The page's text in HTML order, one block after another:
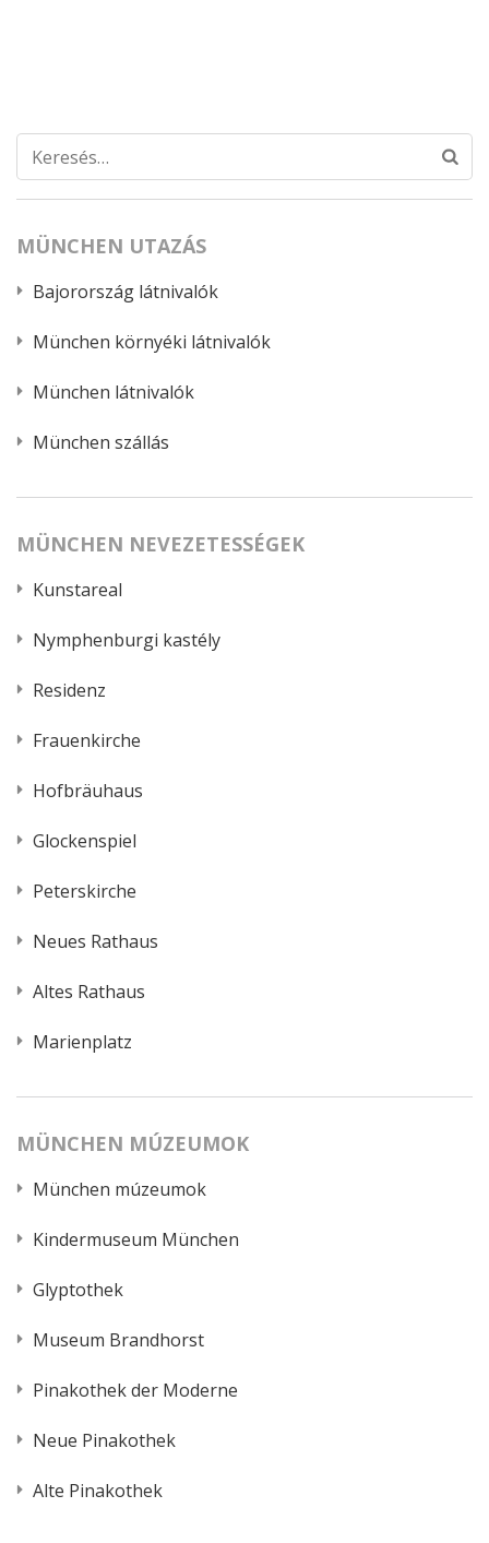
Keresés:
MÜNCHEN UTAZÁS
Bajorország látnivalók
München környéki látnivalók
München látnivalók
München szállás
MÜNCHEN NEVEZETESSÉGEK
Kunstareal
Nymphenburgi kastély
Residenz
Frauenkirche
Hofbräuhaus
Glockenspiel
Peterskirche
Neues Rathaus
Altes Rathaus
Marienplatz
MÜNCHEN MÚZEUMOK
München múzeumok
Kindermuseum München
Glyptothek
Museum Brandhorst
Pinakothek der Moderne
Neue Pinakothek
Alte Pinakothek